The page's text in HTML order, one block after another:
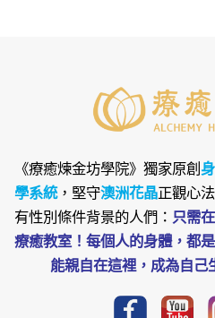
《療癒煉金坊學院》 獨家原創
學系統，堅守澳洲花晶正觀心
有性別條件背景的人們： 只需
療癒教室！每個人的身體，都
能親自在這裡，成為自己